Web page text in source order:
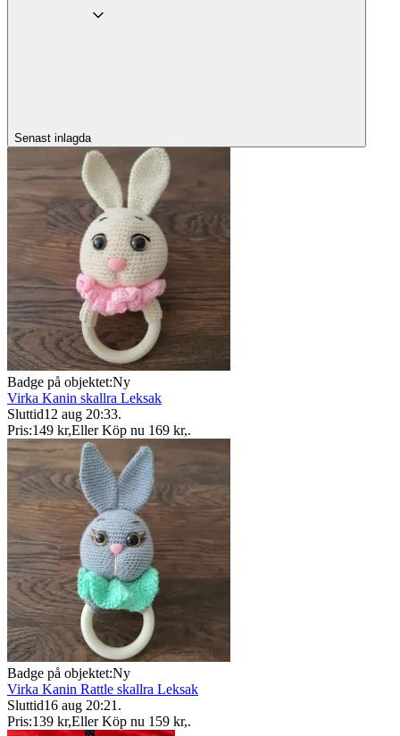
Senast inlagda
Badge på objektet:Ny
Virka Kanin skallra Leksak
Sluttid12 aug 20:33.
Pris:149 kr,Eller Köp nu 169 kr,.
Badge på objektet:Ny
Virka Kanin Rattle skallra Leksak
Sluttid16 aug 20:21 .
Pris:139 kr,Eller Köp nu 159 kr,.